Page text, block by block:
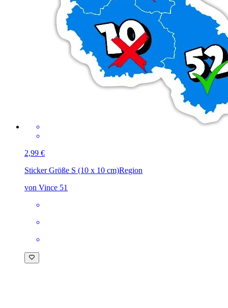
2,99 €
Sticker Größe S (10 x 10 cm)Region
von Vince 51